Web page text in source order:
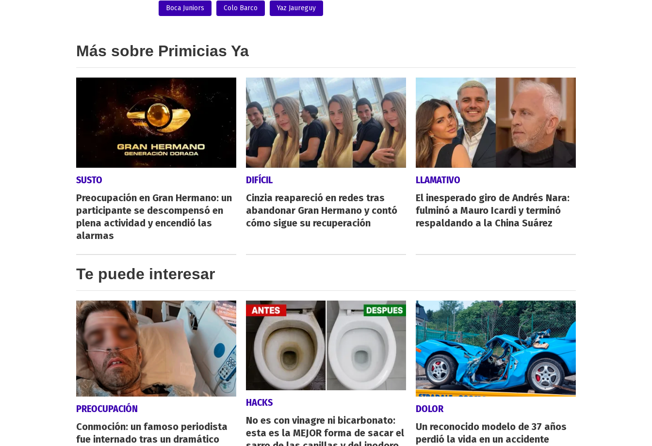
Boca Juniors
Colo Barco Yaz Jaureguy
Más sobre Primicias Ya
SUSTO
Preocupación en Gran Hermano: un
participante se descompensó en
plena actividad y encendió las
alarmas
DIFÍCIL
Cinzia reapareció en redes tras
abandonar Gran Hermano y contó
cómo sigue su recuperación
LLAMATIVO
El inesperado giro de Andrés Nara:
fulminó a Mauro Icardi y terminó
respaldando a la China Suárez
Te puede interesar
PREOCUPACIÓN
Conmoción: un famoso periodista
fue internado tras un dramático
HACKS
No es con vinagre ni bicarbonato:
esta es la MEJOR forma de sacar el
DOLOR
Un reconocido modelo de 37 años
perdió la vida en un accidente